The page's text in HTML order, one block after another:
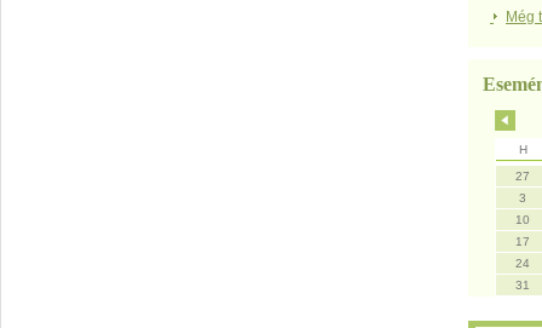
Még
H
27
3
10
17
24
31